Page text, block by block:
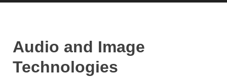
Audio and Image
Technologies